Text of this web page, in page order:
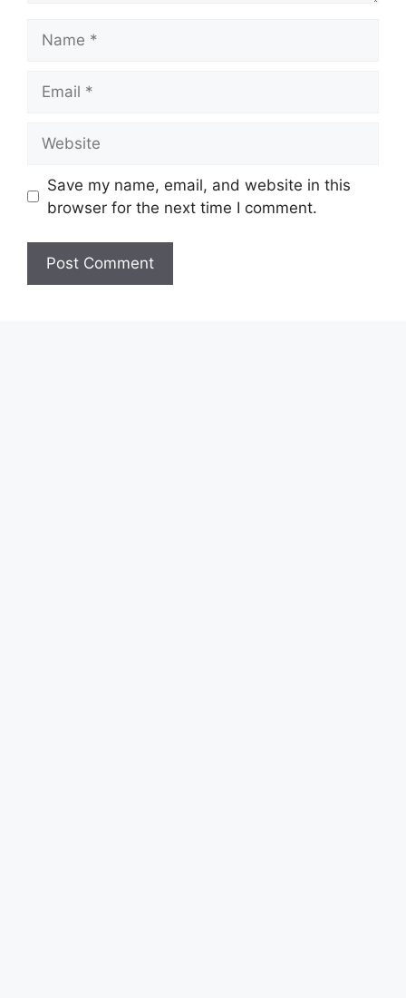
Save my name, email, and website in this
browser for the next time I comment.